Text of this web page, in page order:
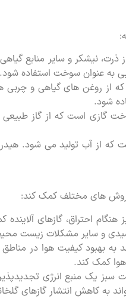
نیشکر و سایر منابع
به عنوان سوخت استفاده شود.
از روغن های گیاهی و چربی
شود.
از آب تولید می شود.
روش های مختلف کمک کند:
هنگام احتراق، گازهای
و سایر مشکلات زیست
بهبود کیفیت هوا در
کمک کند.
سبز یک منبع انرژی
کاهش انتشار گازهای